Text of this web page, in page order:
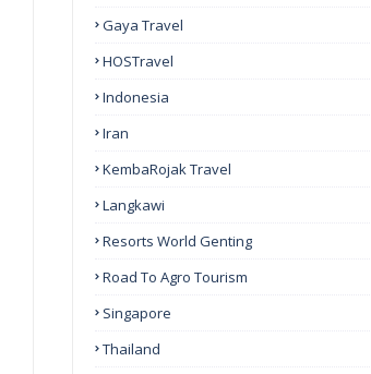
Gaya Travel
HOSTravel
Indonesia
Iran
KembaRojak Travel
Langkawi
Resorts World Genting
Road To Agro Tourism
Singapore
Thailand